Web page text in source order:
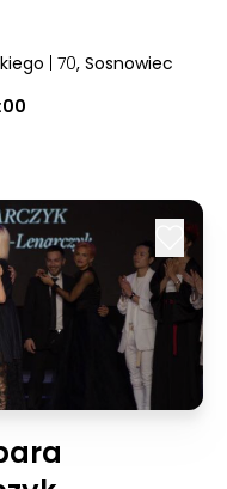
| 70, Sosnowiec